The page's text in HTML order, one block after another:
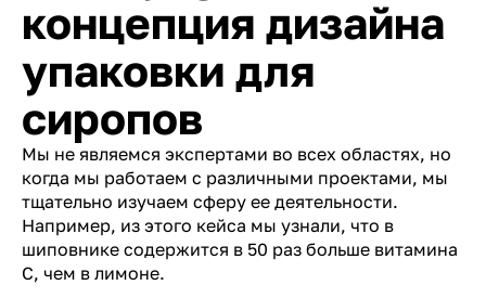
концепция дизайна
упаковки для
сиропов
Мы не являемся экспертами во всех областях, но
когда мы работаем с различными проектами, мы
тщательно изучаем сферу ее деятельности.
Например, из этого кейса мы узнали, что в
шиповнике содержится в 50 раз больше витамина
С, чем в лимоне.